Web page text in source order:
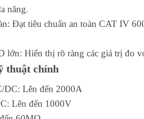
năng.
Đạt tiêu chuẩn an toàn CAT IV
lớn: Hiển thị rõ ràng các giá trị đo
thuật chính
DC: Lên đến 2000A
Lên đến 1000V